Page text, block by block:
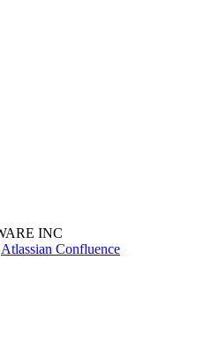
INC
Atlassian Confluence